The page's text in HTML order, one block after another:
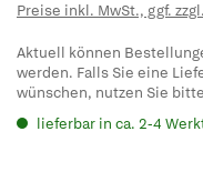
Preise inkl. MwSt., ggf.
Aktuell können
werden. Falls Sie eine
wünschen, nutzen Sie
lieferbar in ca. 2-4